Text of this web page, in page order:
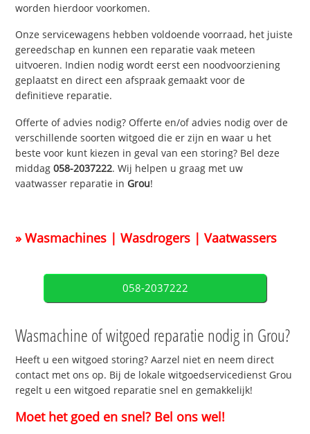
worden hierdoor voorkomen.
Onze servicewagens hebben voldoende voorraad, het juiste
gereedschap en kunnen een reparatie vaak meteen
uitvoeren. Indien nodig wordt eerst een noodvoorziening
geplaatst en direct een afspraak gemaakt voor de
definitieve reparatie.
Offerte of advies nodig? Offerte en/of advies nodig over de
verschillende soorten witgoed die er zijn en waar u het
beste voor kunt kiezen in geval van een storing? Bel deze
middag058-2037222. Wij helpen u graag met uw
vaatwasser reparatie in Grou!
» Wasmachines | Wasdrogers | Vaatwassers
058-2037222
Wasmachine of witgoed reparatie nodig in Grou?
Heeft u een witgoed storing? Aarzel niet en neem direct
contact met ons op. Bij de lokale witgoedservicedienst Grou
regelt u een witgoed reparatie snel en gemakkelijk!
Moet het goed en snel? Bel ons wel!